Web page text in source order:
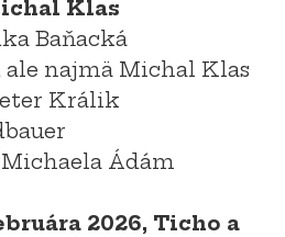
Klas
Baňacká
najmä Michal Klas
Králik
Ádám
2026, Ticho a